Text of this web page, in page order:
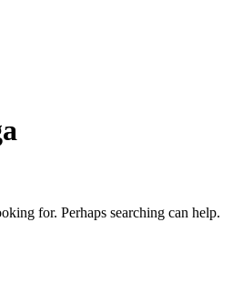
for. Perhaps searching can help.